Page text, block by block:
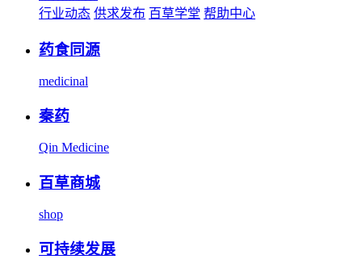
行业动态 供求发布 百草学堂 帮助中心
药食同源
medicinal
秦药
Qin Medicine
百草商城
shop
可持续发展